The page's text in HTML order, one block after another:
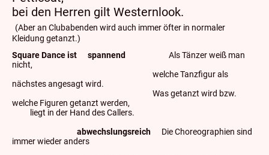
bei den Herren gilt Westernlook.
(Aber an Clubabenden wird auch immer öfter in normaler
Kleidung getanzt.)
Square Danceist spannend
Als Tänzer weiß man
nicht,
welche Tanzfigur als
nächstes angesagt wird.
Was getanzt wird bzw.
welche Figuren getanzt werden,
liegt in der Hand des Callers.
abwechslungsreich Die Choreographien sind
immer wieder anders